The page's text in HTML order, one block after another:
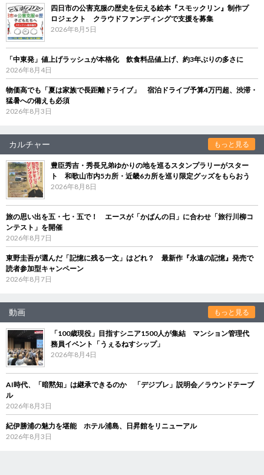
四日市の公害克服の歴史を伝える絵本『スモックリン』制作プ
ロジェクト クラウドファンディングで支援を募集
2026年8月5日
「中東発」値上げラッシュが本格化 飲食料品値上げ、約3年ぶりの多さに
2026年8月4日
物価高でも「夏は家族で長距離ドライブ」 宿泊ドライブ予算4万円超、渋滞・
猛暑への備えも必須
2026年8月3日
カルチャー もっと見る
豊臣秀吉・秀長兄弟ゆかりの地を巡るスタンプラリーがスター
ト 和歌山市内5カ所・近畿6カ所を巡り限定グッズをもらおう
2026年8月8日
旅の思い出を五・七・五で！ エースが「かばんの日」に合わせ「旅行川柳コ
ンテスト」を開催
2026年8月7日
東野圭吾が選んだ「記憶に残る一文」はどれ？ 最新作『永遠の記憶』発売で
読者参加型キャンペーン
2026年8月7日
動画 もっと見る
「100歳現役」目指すシニア1500人が集結 マンション管理代
務員イベント「うぇるねすシップ」
2026年8月4日
AI時代、「暗黙知」は継承できるのか 「デジブレ」説明会／ラウンドテーブ
ル
2026年8月3日
紀伊勝浦の魅力を堪能 ホテル浦島、日昇館をリニューアル
2026年8月3日